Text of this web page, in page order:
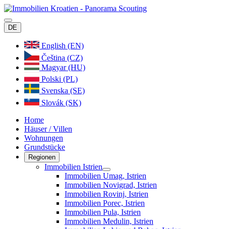
DE
English (EN)
Čeština (CZ)
Magyar (HU)
Polski (PL)
Svenska (SE)
Slovák (SK)
Home
Häuser / Villen
Wohnungen
Grundstücke
Regionen
Immobilien Istrien
Immobilien Umag, Istrien
Immobilien Novigrad, Istrien
Immobilien Rovinj, Istrien
Immobilien Porec, Istrien
Immobilien Pula, Istrien
Immobilien Medulin, Istrien